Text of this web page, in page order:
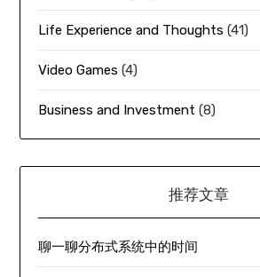
Life Experience and Thoughts (41)
Video Games (4)
Business and Investment (8)
推荐文章
聊一聊分布式系统中的时间